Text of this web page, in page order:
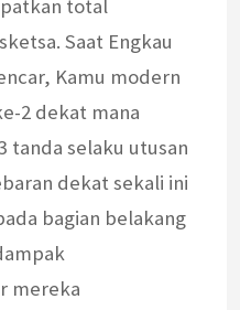
total
Saat Engkau
Kamu modern
2 dekat mana
tanda selaku utusan
dekat sekali ini
bagian belakang
mereka